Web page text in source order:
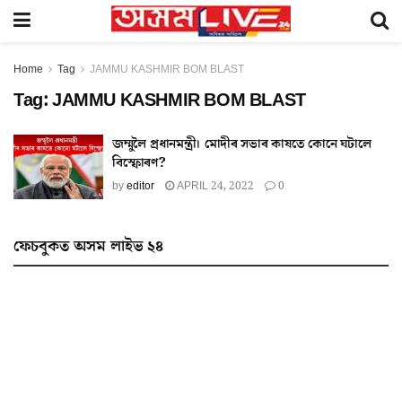
Home Tag JAMMU KASHMIR BOM BLAST
Tag:JAMMU KASHMIR BOM BLAST
জম্মুলৈ প্ৰধানমন্ত্ৰী। মোদীৰ সভাৰ কাষতে কোনে ঘটালে
বিস্ফোৰণ?
byeditor APRIL 24, 2022 0
ফেচবুকত অসম লাইভ ২৪